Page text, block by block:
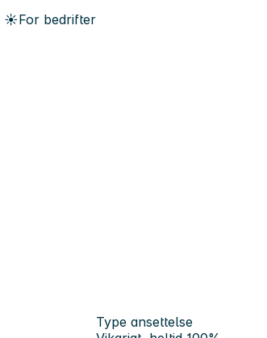
☀️For bedrifter
Type ansettelse